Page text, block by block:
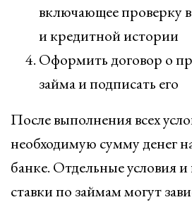
включающее проверку
и кредитной истории
Оформить договор о
займа и подписать его
После выполнения всех
необходимую сумму денег
банке. Отдельные условия
ставки по займам могут